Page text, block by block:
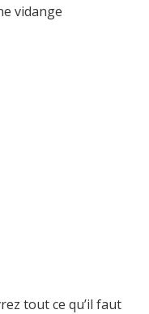
vidange
tout ce qu’il faut